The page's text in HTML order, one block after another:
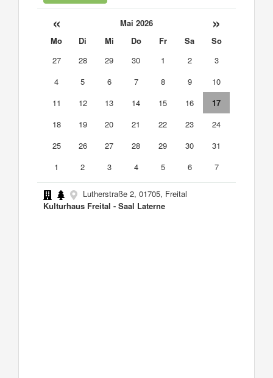
« Mai 2026 »
Mo Di Mi Do Fr Sa
So
27
28 29 30 1 2
3
4
5 6 7 8 9
10
11
12 13 14 15 16
17
18
19 20 21 22 23
24
25
26 27 28 29 30
31
1
2 3 4 5 6 7
Lutherstraße 2, 01705, Freital
Kulturhaus Freital - Saal Laterne